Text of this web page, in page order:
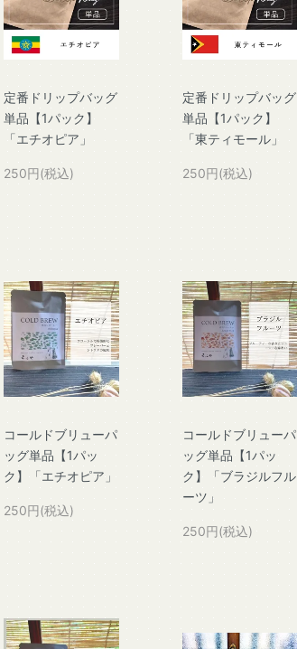
定番ドリップバッグ
単品【1パック】
「エチオピア」
250円(税込)
定番ドリップバッグ
単品【1パック】
「東ティモール」
250円(税込)
コールドブリューパ
ッグ単品【1パッ
ク】「エチオピア」
250円(税込)
コールドブリューパ
ッグ単品【1パッ
ク】「ブラジルフル
ーツ」
250円(税込)